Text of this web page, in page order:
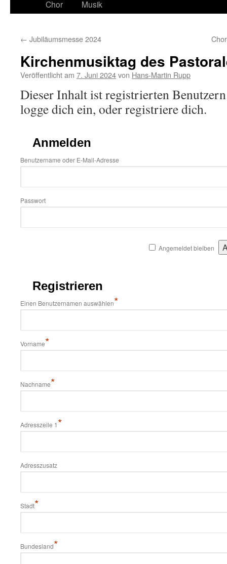
Chor
Musik
← Jubiläumsmesse 2024
Kirchenmusiktag des
Veröffentlicht am 7. Juni 2024von Hans-Martin Rupp
Dieser Inhalt ist registrierten
logge dich ein, oder registriere dich.
Anmelden
Benutzername oder E-Mail-Adresse
Passwort
Angemeldet bleiben
Registrieren
Einen Benutzernamen auswählen*
Vorname*
Nachname*
Adresszeile 1 *
Adresszusatz
Stadt*
Bundesland*